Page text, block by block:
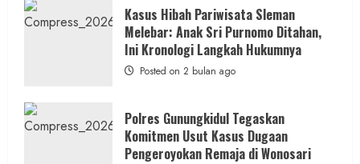
Sampai
TuntasKasus Hibah Pariwisata Sleman
Melebar: Anak Sri Purnomo Ditahan,
Ini Kronologi Langkah Hukumnya
Posted on 2 bulan ago
Polres Gunungkidul Tegaskan
Komitmen Usut Kasus Dugaan
Pengeroyokan Remaja di Wonosari